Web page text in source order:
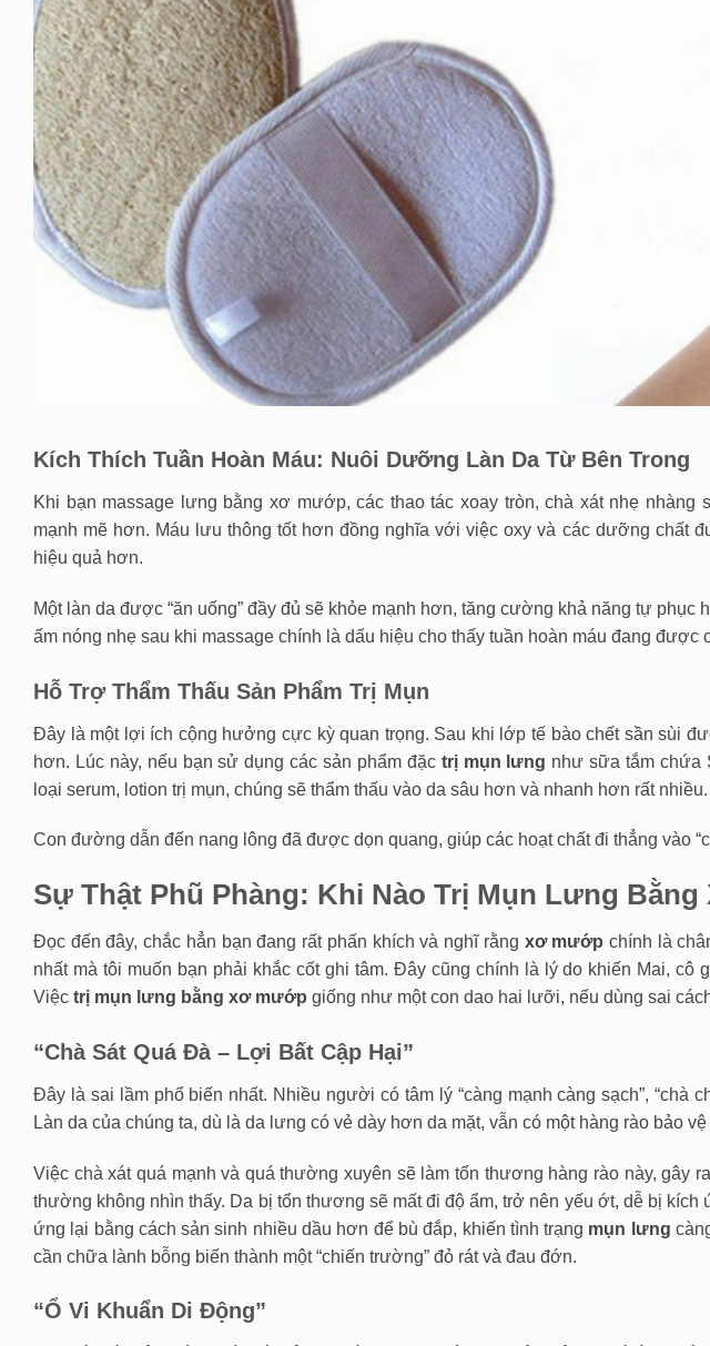
Kích Thích Tuần Hoàn Máu: Nuôi Dưỡng Làn Da Từ Bên Trong
Khi bạn massage lưng bằng xơ mướp, các thao tác xoay tròn, chà xát nhẹ nhàng
mạnh mẽ hơn. Máu lưu thông tốt hơn đồng nghĩa với việc oxy và các dưỡng chất
hiệu quả hơn.
Một làn da được “ăn uống” đầy đủ sẽ khỏe mạnh hơn, tăng cường khả năng tự phục
ấm nóng nhẹ sau khi massage chính là dấu hiệu cho thấy tuần hoàn máu đang được
Hỗ Trợ Thẩm Thấu Sản Phẩm Trị Mụn
Đây là một lợi ích cộng hưởng cực kỳ quan trọng. Sau khi lớp tế bào chết sần sùi
hơn. Lúc này, nếu bạn sử dụng các sản phẩm đặc trị mụn lưng như sữa tắm chứa
loại serum, lotion trị mụn, chúng sẽ thẩm thấu vào da sâu hơn và nhanh hơn rất nhiều.
Con đường dẫn đến nang lông đã được dọn quang, giúp các hoạt chất đi thẳng vào
Sự Thật Phũ Phàng: Khi Nào Trị Mụn Lưng
Đọc đến đây, chắc hẳn bạn đang rất phấn khích và nghĩ rằng xơ mướp chính là
nhất mà tôi muốn bạn phải khắc cốt ghi tâm. Đây cũng chính là lý do khiến Mai, cô
Việc trị mụn lưng bằng xơ mướp giống như một con dao hai lưỡi, nếu dùng sai
“Chà Sát Quá Đà – Lợi Bất Cập Hại”
Đây là sai lầm phổ biến nhất. Nhiều người có tâm lý “càng mạnh càng sạch”, “chà
Làn da của chúng ta, dù là da lưng có vẻ dày hơn da mặt, vẫn có một hàng rào bảo
Việc chà xát quá mạnh và quá thường xuyên sẽ làm tổn thương hàng rào này, gây
thường không nhìn thấy. Da bị tổn thương sẽ mất đi độ ẩm, trở nên yếu ớt, dễ bị
ứng lại bằng cách sản sinh nhiều dầu hơn để bù đắp, khiến tình trạng mụn lưng
cần chữa lành bỗng biến thành một “chiến trường” đỏ rát và đau đớn.
“Ổ Vi Khuẩn Di Động”